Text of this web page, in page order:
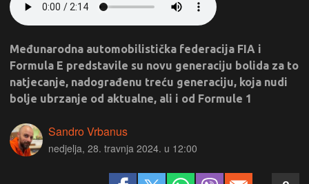
Međunarodna automobilistička federacija FIA i
Formula E predstavile su novu generaciju bolida za to
natjecanje, nadograđenu treću generaciju, koja nudi
bolje ubrzanje od aktualne, ali i od Formule 1
Sandro Vrbanus
nedjelja, 28. travnja 2024. u 12:00